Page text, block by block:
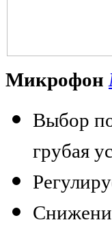
Микрофон
Выбор
грубая